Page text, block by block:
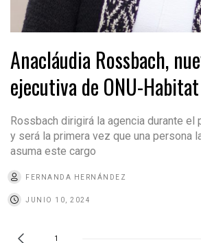
Anacláudia Rossbach,
ejecutiva de ONU-Habitat
Rossbach dirigirá la agencia durante el
y será la primera vez que una persona
asuma este cargo
FERNANDA HERNÁNDEZ
JUNIO 10, 2024
1